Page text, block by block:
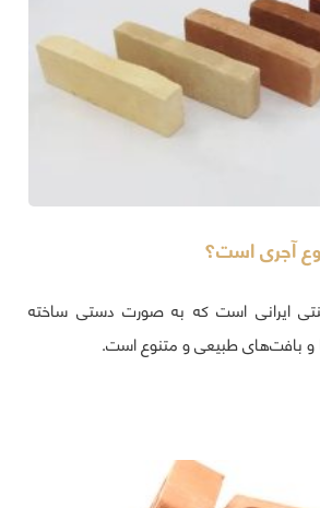
آجری است؟
ایرانی است که به صورت دستی ساخته
و بافت‌های طبیعی و متنوع است.